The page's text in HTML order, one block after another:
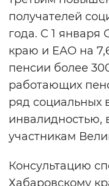
получателей
года. С 1
краю и ЕАО на
пенсии более
работающих
ряд социальных
инвалидностью,
участникам
Консультацию
Хабаровскому